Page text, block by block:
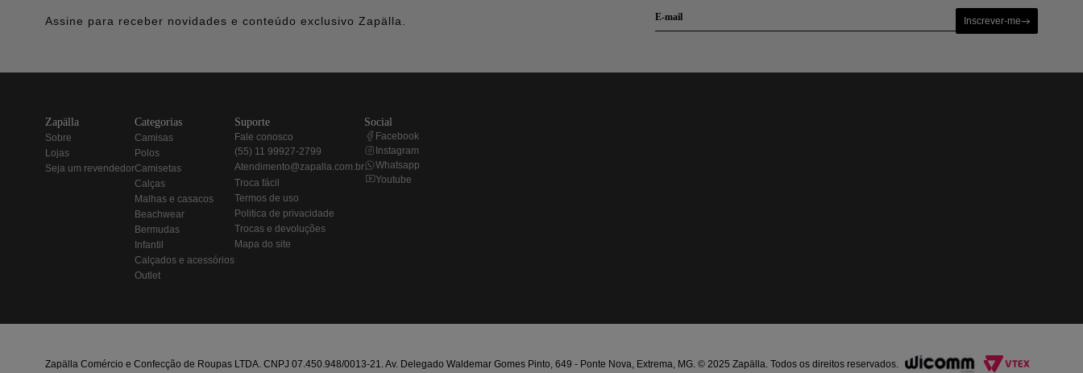
Assine para receber novidades e conteúdo exclusivo Zapälla. Inscrever-me
zapälla
sobre
lojas
seja um revendedor
categorias
camisas
polos
camisetas
calças
malhas e casacos
beachwear
bermudas
infantil
calçados e acessórios
outlet
suporte
fale conosco
(55) 11 99927-2799
atendimento@zapalla.com.br
troca fácil
termos de uso
politica de privacidade
trocas e devoluções
mapa do site
social
Facebook
Instagram
Whatsapp
Youtube
Zapälla Comércio e Confecção de Roupas LTDA. CNPJ 07.450.948/0013-21. Av. Delegado Waldemar Gomes Pinto, 649 - Ponte Nova, Extrema, MG. © 2025 Zapälla. Todos os direitos reservados.